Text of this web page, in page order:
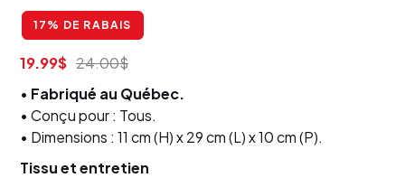
17% DE RABAIS
19.99$ 24.00$
• Fabriqué au Québec.
• Conçu pour : Tous.
• Dimensions : 11 cm (H) x 29 cm (L) x 10 cm (P).
Tissu et entretien